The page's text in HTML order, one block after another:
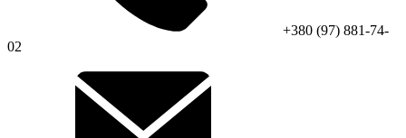
+380 (97) 881-74-
02